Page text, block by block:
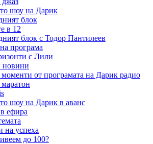
шоу на Дарик
блок
в 12
блок с Тодор Пантилеев
програма
с Лили
новини
от програмата на Дарик радио
шоу на Дарик в аванс
ефира
на успеха
до 100?